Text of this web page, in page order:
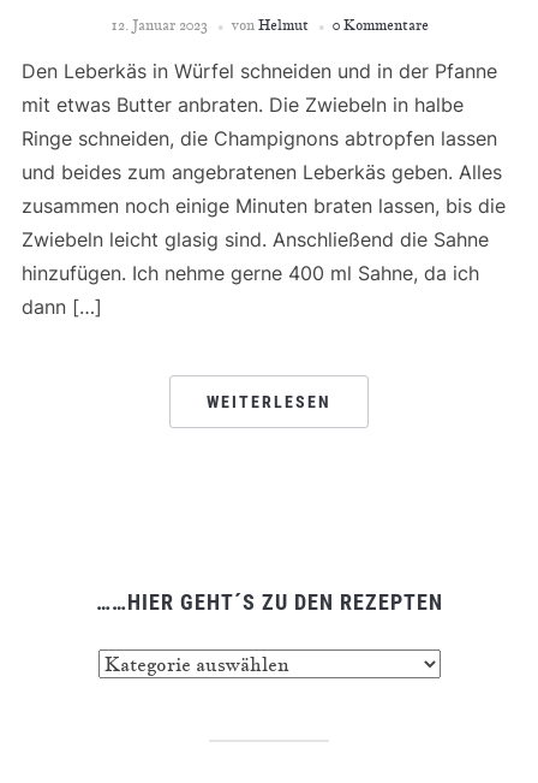
……HIER GEHT´S ZU DEN REZEPTEN
12. Januar 2023 von Helmut 0 Kommentare
Den Leberkäs in Würfel schneiden und in der Pfanne
mit etwas Butter anbraten. Die Zwiebeln in halbe
Ringe schneiden, die Champignons abtropfen lassen
und beides zum angebratenen Leberkäs geben. Alles
zusammen noch einige Minuten braten lassen, bis die
Zwiebeln leicht glasig sind. Anschließend die Sahne
hinzufügen. Ich nehme gerne 400 ml Sahne, da ich
dann […]
WEITERLESEN